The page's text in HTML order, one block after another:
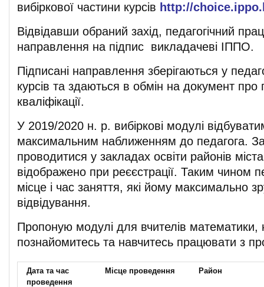
вибіркової частини курсів http://
Відвідавши обраний захід, педагогічний
направлення на підпис викладачеві ІППО.
Підписані направлення зберігаються у
курсів та здаються в обмін на документ про
кваліфікації.
У 2019/2020 н. р. вибіркові модулі
максимальним наближенням до педагога.
проводитися у закладах освіти районів
відображено при реєєстрації. Таким чином
місце і час заняття, які йому максимально
відвідування.
Пропоную модулі для вчителів математики,
познайомитесь та навчитесь працювати з
Дата та час
проведення
Місце проведення Район